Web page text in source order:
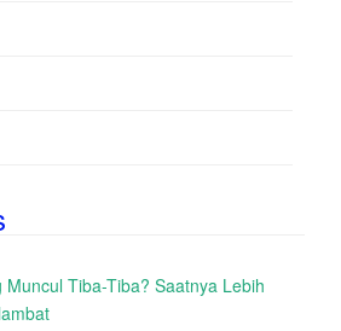
Muncul Tiba-Tiba? Saatnya Lebih